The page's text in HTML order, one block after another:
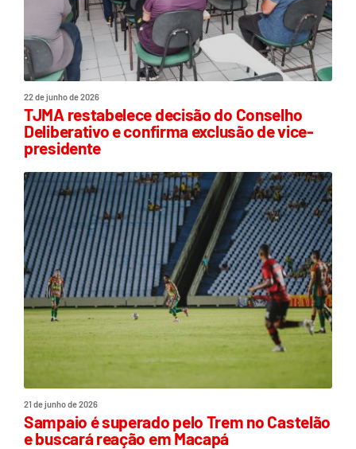
22 de junho de 2026
TJMA restabelece decisão do Conselho
Deliberativo e confirma exclusão de vice-
presidente
21 de junho de 2026
Sampaio é superado pelo Trem no Castelão
e buscará reação em Macapá